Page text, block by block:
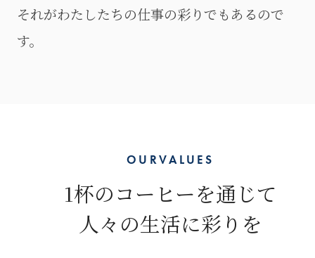
それがわたしたちの仕事の彩りでもあるので
す。
O U RVALU ES
1杯のコーヒーを通じて
人々の生活に彩りを